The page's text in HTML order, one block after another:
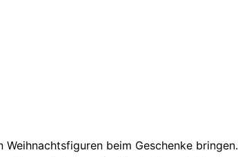
Weihnachtsfiguren beim Geschenke bringen.